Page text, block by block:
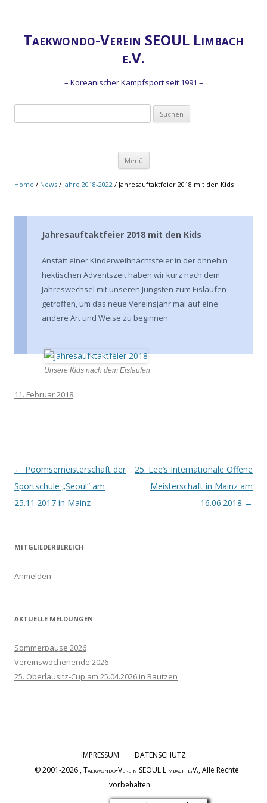
Taekwondo-Verein SEOUL Limbach
e.V.
– Koreanischer Kampfsport seit 1991 –
nach:
Menü Zum
springen
Home / News / Jahre 2018-2022 / Jahresauftaktfeier 2018 mit den Kids
Jahresauftaktfeier 2018 mit den Kids
Anstatt einer Kinderweihnachtsfeier in der ohnehin
hektischen Adventszeit haben wir kurz nach dem
Jahreswechsel mit unseren Jüngsten zum Eislaufen
getroffen, um das neue Vereinsjahr mal auf eine
andere Art und Weise zu beginnen.
Unsere Kids nach dem Eislaufen
11. Februar 2018
Beitragsnavigation
← Poomsemeisterschaft der
Sportschule „Seoul“ am
25.11.2017 in Mainz
25. Lee’s Internationale Offene
Meisterschaft in Mainz am
16.06.2018 →
MITGLIEDERBEREICH
Anmelden
AKTUELLE MELDUNGEN
Sommerpause 2026
Vereinswochenende 2026
25. Oberlausitz-Cup am 25.04.2026 in Bautzen
IMPRESSUM
DATENSCHUTZ
© 2001-2026 ,Taekwondo-Verein SEOUL Limbach e.V., Alle Rechte
vorbehalten.